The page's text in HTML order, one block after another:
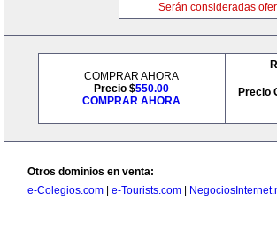
Serán consideradas
COMPRAR AHORA
Precio $550.00
COMPRAR AHORA
Precio
Otros dominios en venta:
e-Colegios.com
e-Tourists.com